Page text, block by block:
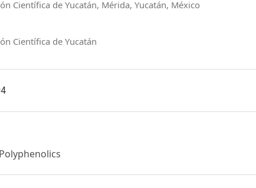
Científica de Yucatán, Mérida, Yucatán, México
Científica de Yucatán